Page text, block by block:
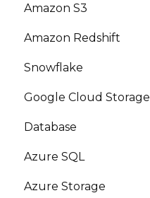
Amazon S3
Amazon Redshift
Snowflake
Marketplace
Google Cloud Storage
Database
Azure SQL
Azure Storage